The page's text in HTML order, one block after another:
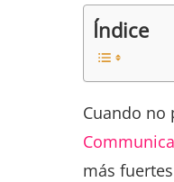
Índice
Cuando no
más